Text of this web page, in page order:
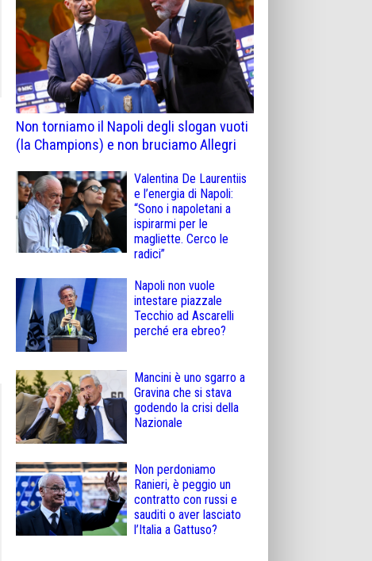
Non torniamo il Napoli degli slogan vuoti
(la Champions) e non bruciamo Allegri
Valentina De Laurentiis
e l’energia di Napoli:
“Sono i napoletani a
ispirarmi per le
magliette. Cerco le
radici”
Napoli non vuole
intestare piazzale
Tecchio ad Ascarelli
perché era ebreo?
Mancini è uno sgarro a
Gravina che si stava
godendo la crisi della
Nazionale
Non perdoniamo
Ranieri, è peggio un
contratto con russi e
sauditi o aver lasciato
l’Italia a Gattuso?